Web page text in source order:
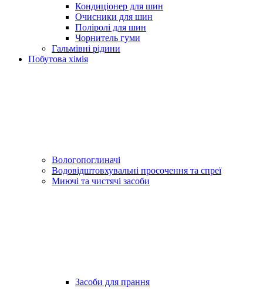
Кондиціонер для шин
Очисники для шин
Поліролі для шин
Чорнитель гуми
Гальмівні рідини
Побутова хімія
Вологопоглиначі
Водовідштовхувальні просочення та спреї
Миючі та чистячі засоби
Засоби для прання